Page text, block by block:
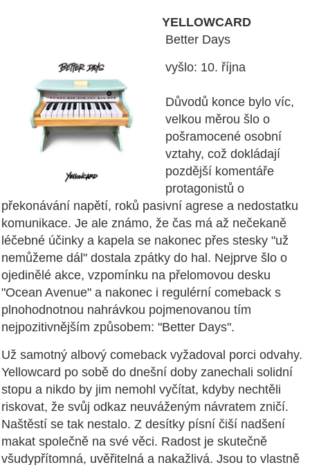
YELLOWCARD
Better Days
vyšlo: 10. října
Důvodů konce bylo víc,
velkou měrou šlo o
pošramocené osobní
vztahy, což dokládají
pozdější komentáře
protagonistů o
překonávání napětí, roků pasivní agrese a nedostatku
komunikace. Je ale známo, že čas má až nečekaně
léčebné účinky a kapela se nakonec přes stesky "už
nemůžeme dál" dostala zpátky do hal. Nejprve šlo o
ojedinělé akce, vzpomínku na přelomovou desku
"Ocean Avenue" a nakonec i regulérní comeback s
plnohodnotnou nahrávkou pojmenovanou tím
nejpozitivnějším způsobem: "Better Days".
Už samotný albový comeback vyžadoval porci odvahy.
Yellowcard po sobě do dnešní doby zanechali solidní
stopu a nikdo by jim nemohl vyčítat, kdyby nechtěli
riskovat, že svůj odkaz neuváženým návratem zničí.
Naštěstí se tak nestalo. Z desítky písní čiší nadšení
makat společně na své věci. Radost je skutečně
všudypřítomná, uvěřitelná a nakažlivá. Jsou to vlastně